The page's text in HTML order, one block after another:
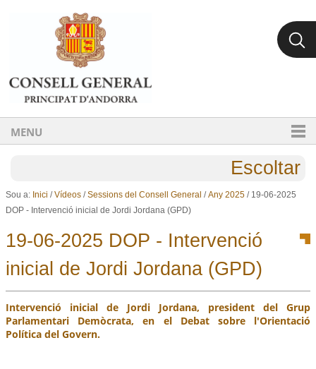
Ves al contingut.
Salta a la navegació
MENU
Escoltar
Sou a: Inici /Vídeos /Sessions del Consell General /Any 2025 / 19-06-2025
DOP - Intervenció inicial de Jordi Jordana (GPD)
19-06-2025 DOP - Intervenció
inicial de Jordi Jordana (GPD)
Intervenció inicial de Jordi Jordana, president del Grup
Parlamentari Demòcrata, en el Debat sobre l'Orientació
Política del Govern.